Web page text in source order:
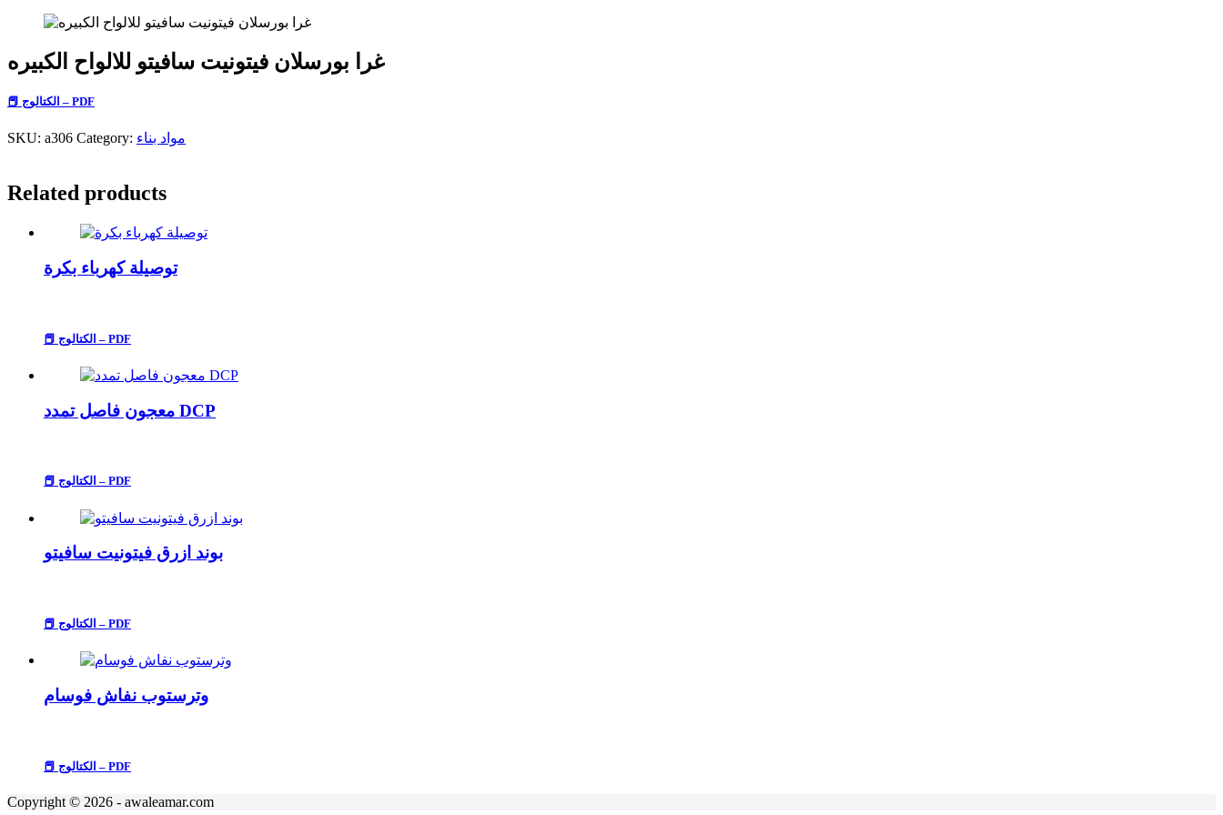
غرا بورسلان فيتونيت سافيتو للالواح الكبيره
📕 الكتالوج – PDF
SKU: a306 Category: مواد بناء
Related products
توصيلة كهرباء بكرة
📕 الكتالوج – PDF
معجون فاصل تمدد DCP
📕 الكتالوج – PDF
بوند ازرق فيتونيت سافيتو
📕 الكتالوج – PDF
وترستوب نفاش فوسام
📕 الكتالوج – PDF
Copyright © 2026 - awaleamar.com